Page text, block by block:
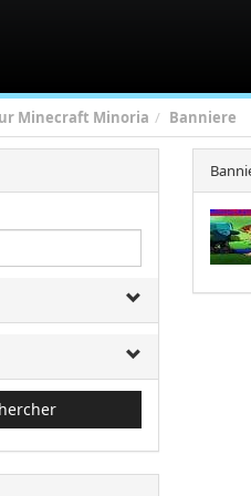
Minecraft Minoria Banniere